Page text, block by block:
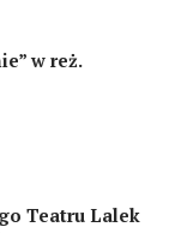
w reż.
Teatru Lalek